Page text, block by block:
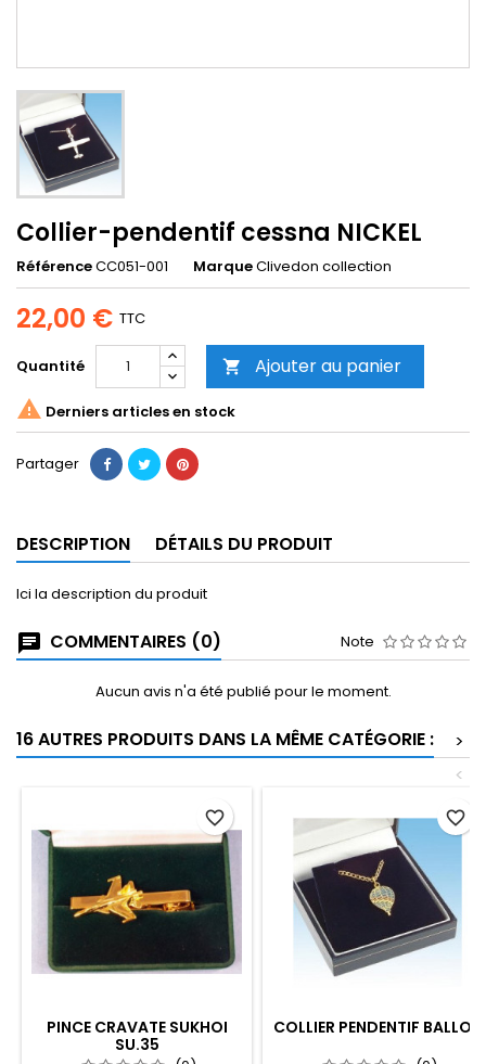
Collier-pendentif cessna NICKEL
RéférenceCC051-001 MarqueClivedon collection
22,00 € TTC
Quantité  Ajouter au panier
 Derniers articles en stock
Partager
DESCRIPTION DÉTAILS DU PRODUIT
Ici la description du produit
COMMENTAIRES (0) Note
Aucun avis n'a été publié pour le moment.
16 AUTRES PRODUITS DANS LA MÊME CATÉGORIE :
>
<
PINCE CRAVATE SUKHOI
SU.35
favorite_border
COLLIER PENDENTIF BALLON
favorite_border